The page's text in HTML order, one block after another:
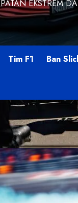
EKSTREM
Tim F1 Ban